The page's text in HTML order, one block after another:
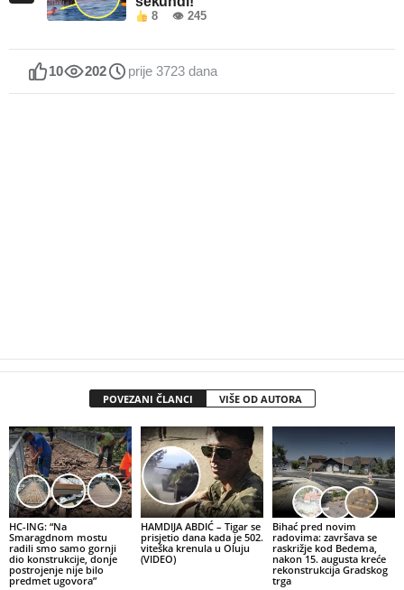
8 👁 245
10 202 prije 3723 dana
POVEZANI ČLANCI VIŠE OD AUTORA
HC-ING: “Na
Smaragdnom mostu
radili smo samo gornji
dio konstrukcije, donje
postrojenje nije bilo
predmet ugovora”
HAMDIJA ABDIĆ – Tigar se
prisjetio dana kada je 502.
viteška krenula u Oluju
(VIDEO)
Bihać pred novim
radovima: završava se
raskrižje kod Bedema,
nakon 15. augusta kreće
rekonstrukcija Gradskog
trga